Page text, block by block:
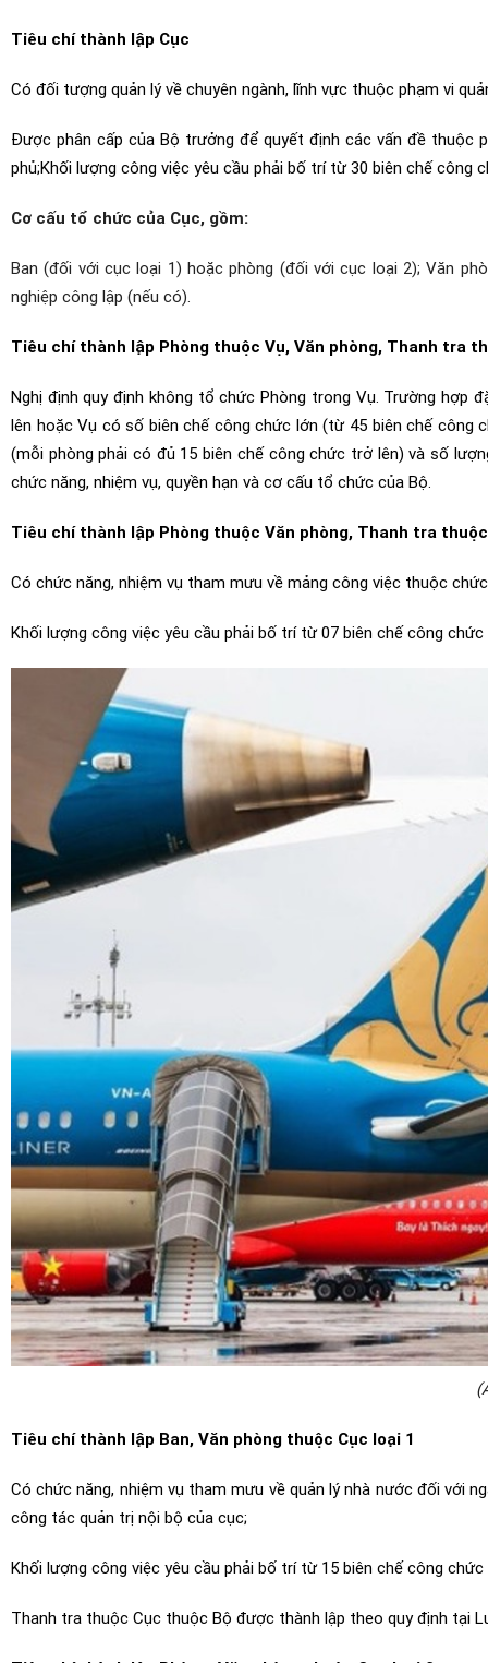
Tiêu chí thành lập Cục
Có đối tượng quản lý về chuyên ngành, lĩnh vực thuộc phạm vi
Được phân cấp của Bộ trưởng để quyết định các vấn đề thuộc
phủ;Khối lượng công việc yêu cầu phải bố trí từ 30 biên chế công
Cơ cấu tổ chức của Cục, gồm:
Ban (đối với cục loại 1) hoặc phòng (đối với cục loại 2); Văn
nghiệp công lập (nếu có).
Tiêu chí thành lập Phòng thuộc Vụ, Văn phòng, Thanh tra
Nghị định quy định không tổ chức Phòng trong Vụ. Trường
lên hoặc Vụ có số biên chế công chức lớn (từ 45 biên chế
(mỗi phòng phải có đủ 15 biên chế công chức trở lên) và số
chức năng, nhiệm vụ, quyền hạn và cơ cấu tổ chức của Bộ.
Tiêu chí thành lập Phòng thuộc Văn phòng, Thanh tra
Có chức năng, nhiệm vụ tham mưu về mảng công việc thuộc
Khối lượng công việc yêu cầu phải bố trí từ 07 biên chế công
Tiêu chí thành lập Ban, Văn phòng thuộc Cục loại 1
Có chức năng, nhiệm vụ tham mưu về quản lý nhà nước đối với
công tác quản trị nội bộ của cục;
Khối lượng công việc yêu cầu phải bố trí từ 15 biên chế công
Thanh tra thuộc Cục thuộc Bộ được thành lập theo quy định tại